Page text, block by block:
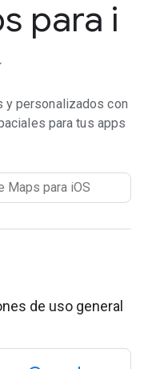
para i
y personalizados con
para tus apps
de uso general